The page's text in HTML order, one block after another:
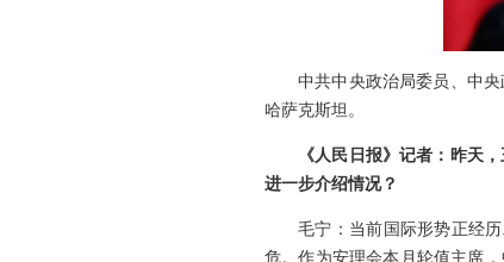
中共中央政治局委员、中
哈萨克斯坦。
《人民日报》记者：昨天
进一步介绍情况？
毛宁：当前国际形势正经
危。作为安理会本月轮值主席